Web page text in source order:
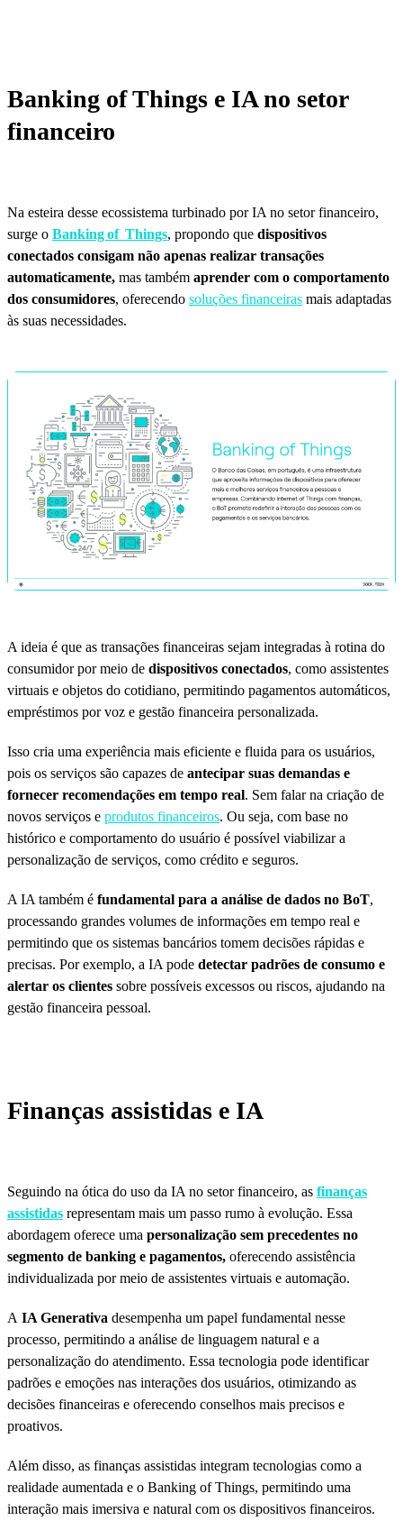
Banking of Things e IA no setor
financeiro
Na esteira desse ecossistema turbinado por IA no setor financeiro,
surge o Banking of Things, propondo que dispositivos
conectados consigam não apenas realizar transações
automaticamente, mas também aprender com o comportamento
dos consumidores, oferecendo soluções financeiras mais adaptadas
às suas necessidades.
A ideia é que as transações financeiras sejam integradas à rotina do
consumidor por meio de dispositivos conectados, como assistentes
virtuais e objetos do cotidiano, permitindo pagamentos automáticos,
empréstimos por voz e gestão financeira personalizada.
Isso cria uma experiência mais eficiente e fluida para os usuários,
pois os serviços são capazes de antecipar suas demandas e
fornecer recomendações em tempo real. Sem falar na criação de
novos serviços e produtos financeiros. Ou seja, com base no
histórico e comportamento do usuário é possível viabilizar a
personalização de serviços, como crédito e seguros.
A IA também é fundamental para a análise de dados no BoT,
processando grandes volumes de informações em tempo real e
permitindo que os sistemas bancários tomem decisões rápidas e
precisas. Por exemplo, a IA pode detectar padrões de consumo e
alertar os clientes sobre possíveis excessos ou riscos, ajudando na
gestão financeira pessoal.
Finanças assistidas e IA
Seguindo na ótica do uso da IA no setor financeiro, as finanças
assistidas representam mais um passo rumo à evolução. Essa
abordagem oferece uma personalização sem precedentes no
segmento de banking e pagamentos, oferecendo assistência
individualizada por meio de assistentes virtuais e automação.
A IA Generativa desempenha um papel fundamental nesse
processo, permitindo a análise de linguagem natural e a
personalização do atendimento. Essa tecnologia pode identificar
padrões e emoções nas interações dos usuários, otimizando as
decisões financeiras e oferecendo conselhos mais precisos e
proativos.
Além disso, as finanças assistidas integram tecnologias como a
realidade aumentada e o Banking of Things, permitindo uma
interação mais imersiva e natural com os dispositivos financeiros.